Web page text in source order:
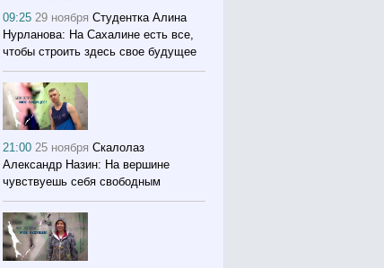
09:2529 ноября Студентка Алина
Нурланова: На Сахалине есть все,
чтобы строить здесь свое будущее
21:0025 ноября Скалолаз
Александр Назин: На вершине
чувствуешь себя свободным